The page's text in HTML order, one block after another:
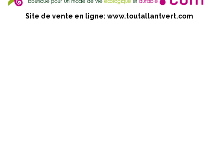
Site de vente en ligne: www.toutallantvert.com